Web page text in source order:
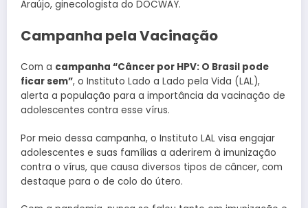
Araújo, ginecologista do DOCWAY.
Campanha pela Vacinação
Com a campanha “Câncer por HPV: O Brasil pode
ficar sem”, o Instituto Lado a Lado pela Vida (LAL),
alerta a população para a importância da vacinação de
adolescentes contra esse vírus.
Por meio dessa campanha, o Instituto LAL visa engajar
adolescentes e suas famílias a aderirem à imunização
contra o vírus, que causa diversos tipos de câncer, com
destaque para o de colo do útero.